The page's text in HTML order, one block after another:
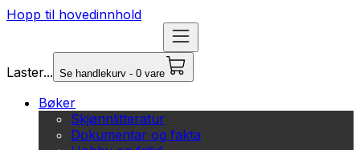
Hopp til hovedinnhold
Laster... Se handlekurv - 0 vare
Bøker
Skjønnlitteratur
Dokumentar og fakta